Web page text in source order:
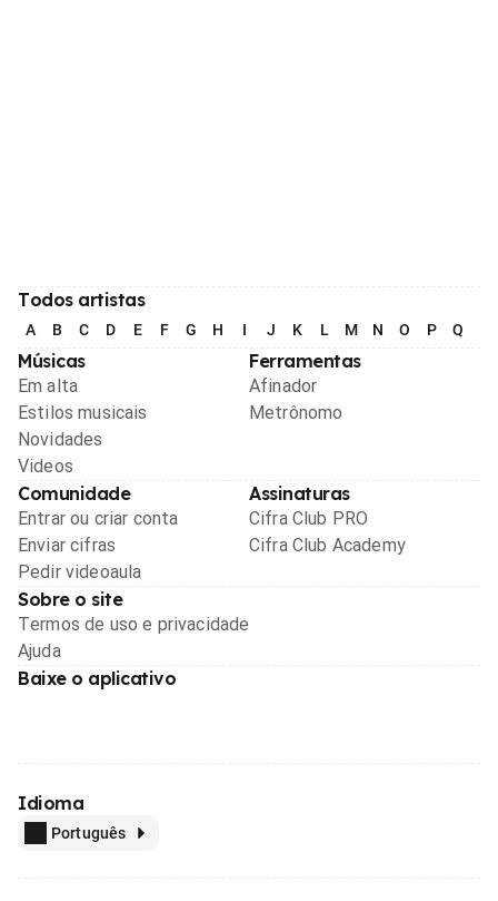
Todos artistas
A B C D E F G H I J K L M N O P Q
Músicas
Em alta
Estilos musicais
Novidades
Videos
Ferramentas
Afinador
Metrônomo
Comunidade
Entrar ou criar conta
Enviar cifras
Pedir videoaula
Assinaturas
Cifra Club PRO
Cifra Club Academy
Sobre o site
Termos de uso e privacidade
Ajuda
Baixe o aplicativo
Idioma
Português